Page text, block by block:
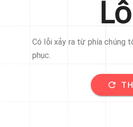
Có lỗi xảy ra từ phía chúng
phục.